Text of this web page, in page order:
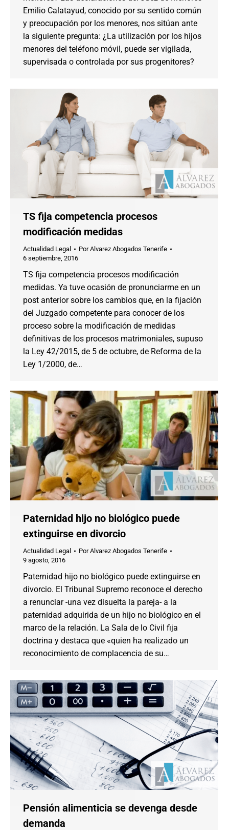
Emilio Calatayud, conocido por su sentido común
y preocupación por los menores, nos sitúan ante
la siguiente pregunta: ¿La utilización por los hijos
menores del teléfono móvil, puede ser vigilada,
supervisada o controlada por sus progenitores?
TS fija competencia procesos
modificación medidas
Actualidad Legal PorAlvarez Abogados Tenerife
6 septiembre, 2016
TS fija competencia procesos modificación
medidas. Ya tuve ocasión de pronunciarme en un
post anterior sobre los cambios que, en la fijación
del Juzgado competente para conocer de los
proceso sobre la modificación de medidas
definitivas de los procesos matrimoniales, supuso
la Ley 42/2015, de 5 de octubre, de Reforma de la
Ley 1/2000, de…
Paternidad hijo no biológico puede
extinguirse en divorcio
Actualidad Legal PorAlvarez Abogados Tenerife
9 agosto, 2016
Paternidad hijo no biológico puede extinguirse en
divorcio. El Tribunal Supremo reconoce el derecho
a renunciar -una vez disuelta la pareja- a la
paternidad adquirida de un hijo no biológico en el
marco de la relación. La Sala de lo Civil fija
doctrina y destaca que «quien ha realizado un
reconocimiento de complacencia de su…
Pensión alimenticia se devenga desde
demanda